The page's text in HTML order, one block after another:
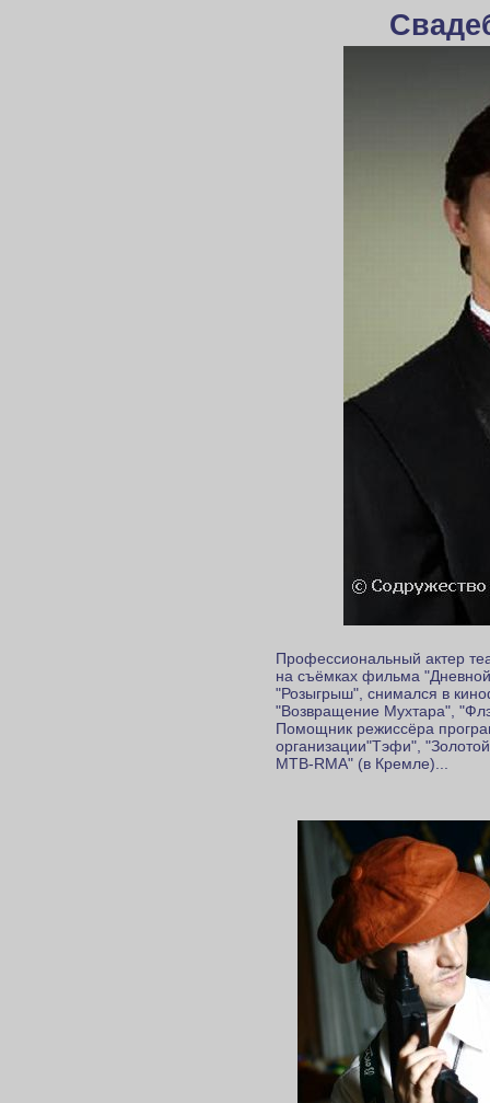
Профессиональный актер
на съёмках фильма
"Розыгрыш", снимался в
"Возвращение Мухтара",
Помощник режиссёра
организации"Тэфи",
МТВ-RMA" (в Кремле)...